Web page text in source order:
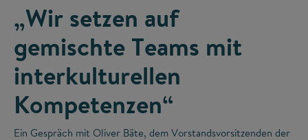
„Wir setzen auf
gemischte Teams mit
interkulturellen
Kompetenzen“
Ein Gespräch mit Oliver Bäte, dem Vorstandsvorsitzenden der